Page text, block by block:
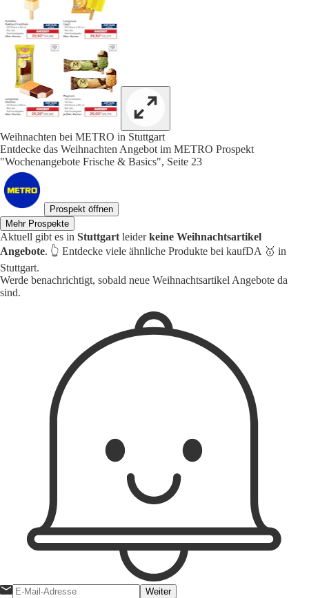
Weihnachten bei METRO in Stuttgart
Entdecke das Weihnachten Angebot im METRO Prospekt
"Wochenangebote Frische & Basics", Seite 23
Prospekt öffnen
Mehr Prospekte
Aktuell gibt es in Stuttgart leiderkeine Weihnachtsartikel
Angebote. 👆 Entdecke viele ähnliche Produkte bei kaufDA 🥇 in
Stuttgart.
Werde benachrichtigt, sobald neue Weihnachtsartikel Angebote da
sind.
Weiter